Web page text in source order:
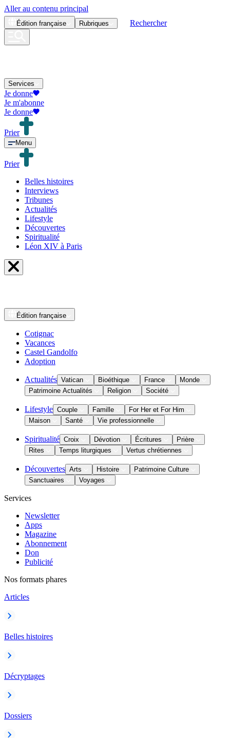
Aller au contenu principal
Édition française Rubriques Rechercher
Services
Je donne
Je m'abonne
Je donne
Prier
Menu
Prier
Belles histoires
Interviews
Tribunes
Actualités
Lifestyle
Découvertes
Spiritualité
Léon XIV à Paris
Édition française
Cotignac
Vacances
Castel Gandolfo
Adoption
Actualités Vatican Bioéthique France
Monde
Patrimoine Actualités
Religion Société
Lifestyle Couple Famille
For Her et For Him
Maison
Santé Vie professionnelle
Spiritualité Croix Dévotion Écritures
Prière
Rites
Temps liturgiques Vertus chrétiennes
Découvertes Arts Histoire
Patrimoine Culture
Sanctuaires
Voyages
Services
Newsletter
Apps
Magazine
Abonnement
Don
Publicité
Nos formats phares
Articles
Belles histoires
Décryptages
Dossiers